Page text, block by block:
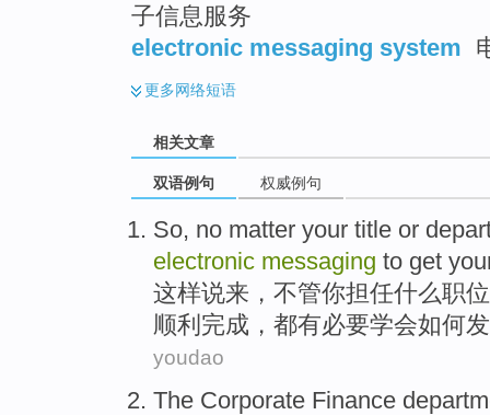
子信息服务
electronic messaging system
更多网络短语
相关文章
双语例句 权威例句
So, no matter your title or
electronic messaging to get
这样说来 ， 不管你担任什么职位
顺利 完成 ，都有必要学会如何
youdao
The Corporate Finance